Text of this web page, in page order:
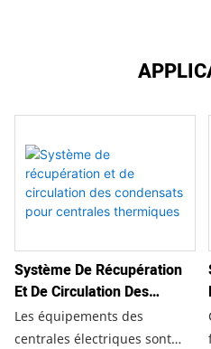
Système De Récupération
Et De Circulation Des
Condensats Pour Centrales
Thermiques
Les équipements des
centrales électriques sont